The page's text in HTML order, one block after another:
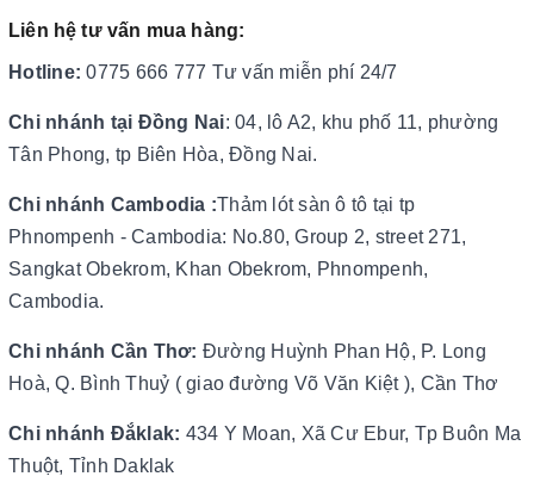
Liên hệ tư vấn mua hàng:
Hotline: 0775 666 777 Tư vấn miễn phí 24/7
Chi nhánh tại Đồng Nai: 04, lô A2, khu phố 11, phường
Tân Phong, tp Biên Hòa, Đồng Nai.
Chi nhánh Cambodia :Thảm lót sàn ô tô tại tp
Phnompenh - Cambodia: No.80, Group 2, street 271,
Sangkat Obekrom, Khan Obekrom, Phnompenh,
Cambodia.
Chi nhánh Cần Thơ: Đường Huỳnh Phan Hộ, P. Long
Hoà, Q. Bình Thuỷ ( giao đường Võ Văn Kiệt ), Cần Thơ
Chi nhánh Đắklak: 434 Y Moan, Xã Cư Ebur, Tp Buôn Ma
Thuột, Tỉnh Daklak